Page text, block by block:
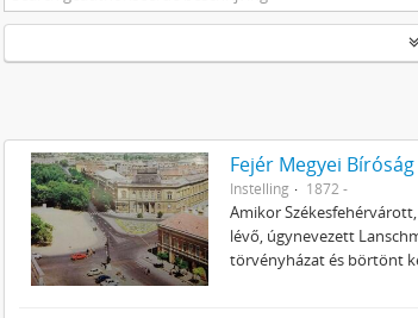
Fejér Megyei Bíróság
Instelling 1872 -
Amikor
lévő, úgynevezett
törvényházat és börtönt